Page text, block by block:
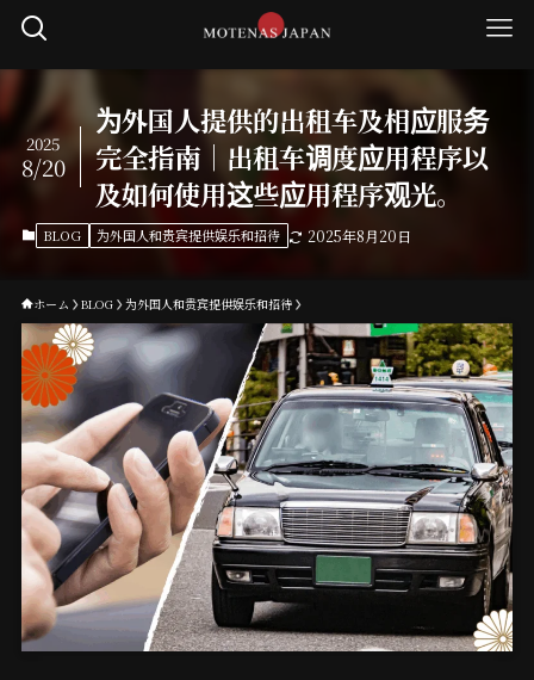
为外国人提供的出租车及相应服务
完全指南｜出租车调度应用程序以
及如何使用这些应用程序观光。
2025
8/20
BLOG 为外国人和贵宾提供娱乐和招待 2025年8月20日
ホーム BLOG 为外国人和贵宾提供娱乐和招待